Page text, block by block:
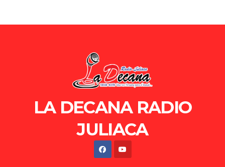
LA DECANA RADIO
JULIACA